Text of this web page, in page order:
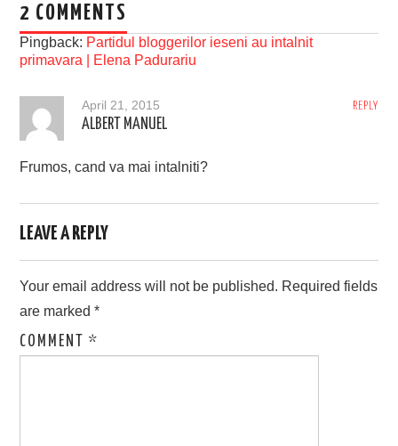
2 COMMENTS
Pingback: Partidul bloggerilor ieseni au intalnit
primavara | Elena Padurariu
REPLY
April 21, 2015
ALBERT MANUEL
Frumos, cand va mai intalniti?
LEAVE A REPLY
Your email address will not be published. Required fields
are marked*
COMMENT*